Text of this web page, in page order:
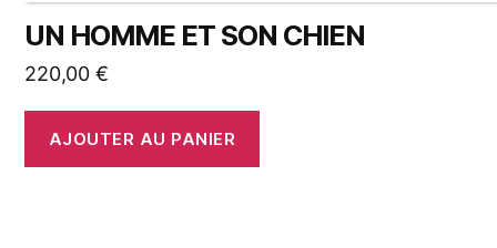
UN HOMME ET SON CHIEN
220,00 €
AJOUTER AU PANIER